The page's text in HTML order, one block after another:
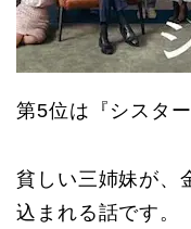
第5位は『シスター
貧しい三姉妹が、
込まれる話です。